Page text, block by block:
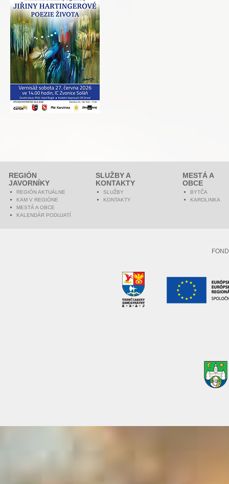
REGIÓN
JAVORNÍKY
REGIÓN AKTUÁLNE
KAM V REGIÓNE
MESTÁ A OBCE
KALENDÁR PODUJATÍ
SLUŽBY A
KONTAKTY
SLUŽBY
KONTAKTY
MESTÁ A
OBCE
BYTČA
KAROLINKA